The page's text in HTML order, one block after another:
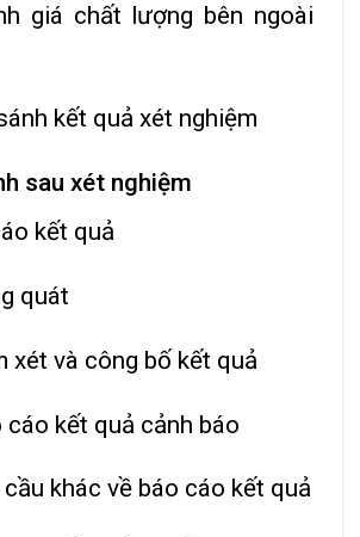
giá chất lượng bên ngoài
kết quả xét nghiệm
sau xét nghiệm
kết quả
quát
xét và công bố kết quả
cáo kết quả cảnh báo
cầu khác về báo cáo kết quả